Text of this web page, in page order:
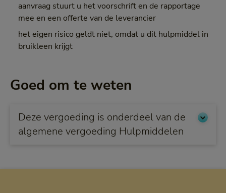
aanvraag stuurt u het voorschrift en de rapportage
mee en een offerte van de leverancier
het eigen risico geldt niet, omdat u dit hulpmiddel in
bruikleen krijgt
Goed om te weten
Deze vergoeding is onderdeel van de
algemene vergoeding Hulpmiddelen